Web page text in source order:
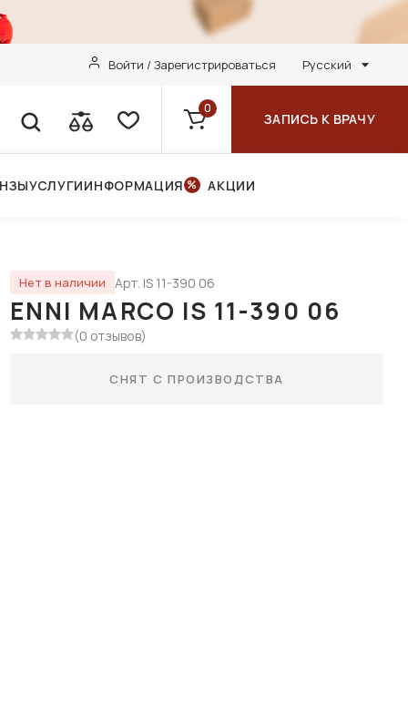
Войти / Зарегистрироваться Русский
0
ЗАПИСЬ К ВРАЧУ
УСЛУГИИНФОРМАЦИЯ АКЦИИ
Нет в наличии Арт. IS 11-390 06
ENNI MARCO IS 11-390 06
(0 отзывов)
СНЯТ С ПРОИЗВОДСТВА